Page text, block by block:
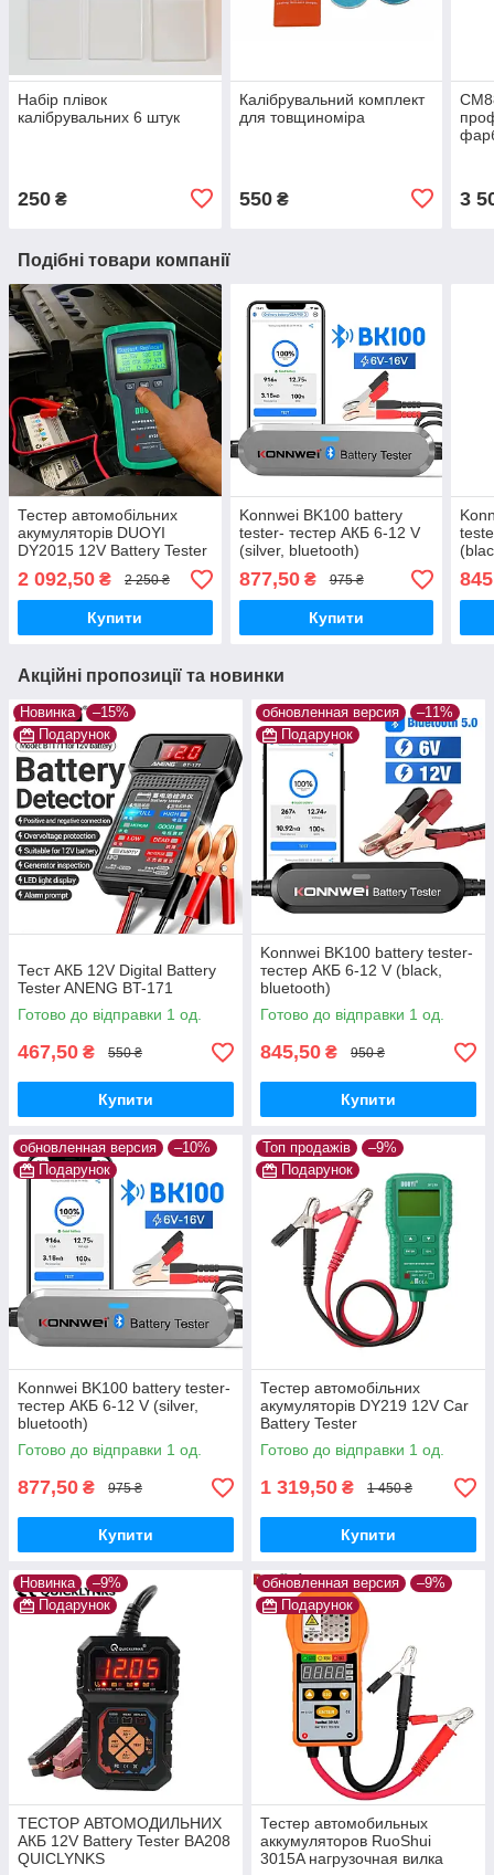
Набір плівок
калібрувальних 6 штук
250 ₴
Калібрувальний комплект
для товщиноміра
550₴ 3
Подібні товари компанії
Тестер автомобільних
акумуляторів DUOYI
DY2015 12V Battery Tester
аналізатор акб
2 092,50 ₴ 2 250 ₴
Купити
Konnwei BK100 battery
tester- тестер АКБ 6-12 V
(silver, bluetooth)
877,50₴ 975 ₴
Купити
Акційні пропозиції та новинки
Новинка
–15%
Подарунок
Тест АКБ 12V Digital Battery
Tester ANENG BT-171
Готово до відправки 1 од.
467,50 ₴ 550 ₴
Купити
обновленная версия
–11%
Подарунок
Konnwei BK100 battery tester-
тестер АКБ 6-12 V (black,
bluetooth)
Готово до відправки 1 од.
845,50 ₴ 950 ₴
Купити
обновленная версия
–10%
Подарунок
Konnwei BK100 battery tester-
тестер АКБ 6-12 V (silver,
bluetooth)
Готово до відправки 1 од.
877,50 ₴ 975 ₴
Купити
Топ продажів
–9%
Подарунок
Тестер автомобільних
акумуляторів DY219 12V Car
Battery Tester
Готово до відправки 1 од.
1 319,50 ₴ 1 450 ₴
Купити
Новинка
–9%
Подарунок
ТЕСТОР АВТОМОДИЛЬНИХ
АКБ 12V Battery Tester BA208
QUICLYNKS
обновленная версия
–9%
Подарунок
Тестер автомобильных
аккумуляторов RuoShui
3015A нагрузочная вилка